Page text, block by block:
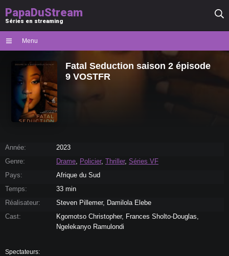
PapaDuStream
Séries en streaming
Menu
Fatal Seduction saison 2 épisode
9 VOSTFR
Année:
2023
Genre:
Drame, Policier, Thriller, Séries VF
Pays:
Afrique du Sud
Temps:
33 min
Réalisateur:
Steven Pillemer, Damilola Elebe
Cast:
Kgomotso Christopher, Frances Sholto-Douglas,
Ngelekanyo Ramulondi
Spectateurs: